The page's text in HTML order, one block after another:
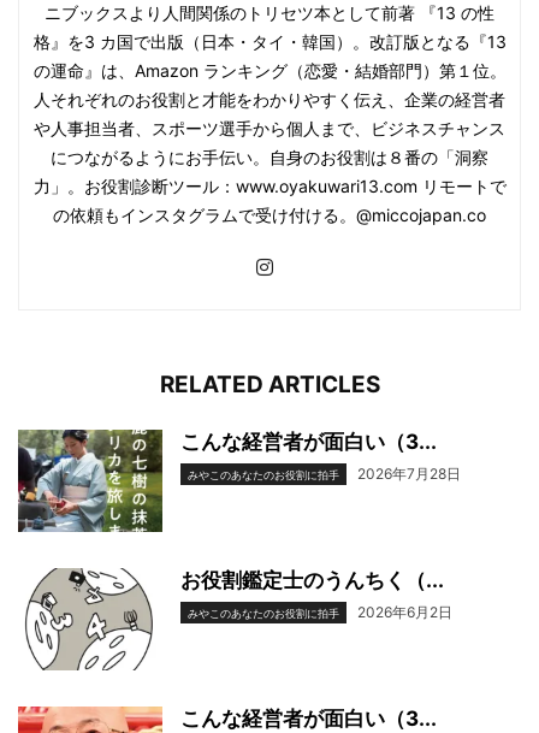
ニブックスより人間関係のトリセツ本として前著 『13 の性
格』を3 カ国で出版（日本・タイ・韓国）。改訂版となる『13
の運命』は、Amazon ランキング（恋愛・結婚部門）第１位。
人それぞれのお役割と才能をわかりやすく伝え、企業の経営者
や人事担当者、スポーツ選手から個人まで、ビジネスチャンス
につながるようにお手伝い。自身のお役割は８番の「洞察
力」。お役割診断ツール：www.oyakuwari13.com リモートで
の依頼もインスタグラムで受け付ける。@miccojapan.co
RELATED ARTICLES
こんな経営者が面白い（3...
みやこのあなたのお役割に拍手 2026年7月28日
お役割鑑定士のうんちく（...
みやこのあなたのお役割に拍手 2026年6月2日
こんな経営者が面白い（3...